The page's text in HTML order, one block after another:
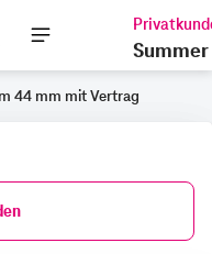
Cart
Summer
44 mm mit Vertrag